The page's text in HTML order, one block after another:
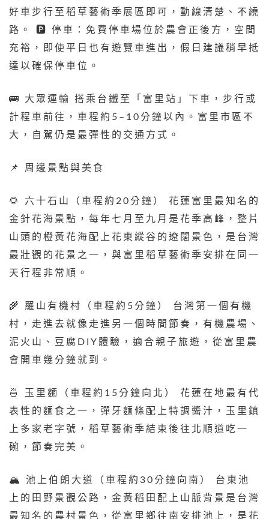
好車步行至稻草藝術季展區即可，動線清楚、不繞
路。 🅿️ 停車：免費停車場位於農會正後方，空間
充裕，即使平日也有遊覽車進出，假日建議稍早抵
達以確保停車位。
🚌 大眾運輸 搭乘台鐵至「富里站」下車，步行或
計程車前往，車程約5–10分鐘以內。富里市區不
大，自駕仍是最彈性的交通方式。
📌 周邊景點與美食
🌻 六十石山（車程約20分鐘） 花蓮富里最知名的
金針花海景點，每年七月至九月是花季高峰，整片
山頭的橙黃花海配上花東縱谷的遼闊景色，是台灣
最壯觀的花景之一，與富里稻草藝術季安排在同一
天行程非常順。
🌾 羅山有機村（車程約5分鐘） 台灣第一個有機
村，走進去就像走進另一個時間節奏，有機農場、
泥火山、豆腐DIY體驗，適合親子旅遊，從富里農
會開車幾分鐘就到。
🍜 玉里麵（車程約15分鐘向北） 花蓮在地最有代
表性的麵食之一，彈牙麵條配上特調醬汁，玉里鎮
上多家老字號，稻草藝術季結束後往北順道吃一
碗，節奏完美。
🏔️ 池上伯朗大道（車程約30分鐘向南） 台東池
上的田野景觀公路，金黃稻田配上山脈背景是台灣
最知名的農村景色，從富里鄉往南安排池上，是花